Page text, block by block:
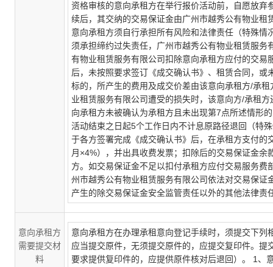
资格审核的意向承租方在举行报价活动前，自愿放
续后，其交纳的交易保证金由广州市越秀公有物业
意向承租方须自行承担所有风险和法律责任（特殊
须承担缔约过失责任，广州市越秀公有物业租赁服
有物业租赁服务有限公司扣除意向承租方应付的交
后，未按照要求签订《成交确认书》、租赁合同，
标的，所产生的费用及成交价差由该意向承租方/承
业租赁服务有限公司遭受的损失时，该意向方/承租
向承租方未被确认为承租方且未出现第7点所述情形
活动结束之日起5个工作日内不计息原路径退回（特
于各方签署完成《成交确认书》后，在承租方支付
月×4%），并出具收费发票；扣除后的交易保证金
方。如交易保证金不足以扣付承租方应付交易服务
州市越秀公有物业租赁服务有限公司依法对交易保
产生的除交易保证金安全监管责任以外的其他法律责
意向承租方
需要提交材
料
意向承租方在办理承租意向登记手续时，须提交下
应当提交原件，无须提交原件的，应提交复印件。提
要求提供复印件的，应提供原件核对后退回）。 1、